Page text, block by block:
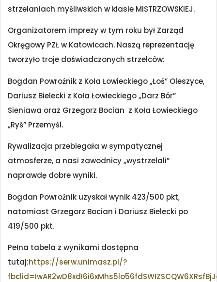
strzelaniach myśliwskich w klasie MISTRZOWSKIEJ.
Organizatorem imprezy w tym roku był Zarząd
Okręgowy PZŁ w Katowicach. Naszą reprezentację
tworzyło troje doświadczonych strzelców:
Bogdan Powroźnik z Koła Łowieckiego „Łoś” Oleszyce,
Dariusz Bielecki z Koła Łowieckiego „Darz Bór”
Sieniawa oraz Grzegorz Bocian z Koła Łowieckiego
„Ryś” Przemyśl.
Rywalizacja przebiegała w sympatycznej
atmosferze, a nasi zawodnicy „wystrzelali”
naprawdę dobre wyniki.
Bogdan Powroźnik uzyskał wynik 423/500 pkt,
natomiast Grzegorz Bocian i Dariusz Bielecki po
419/500 pkt.
Pełna tabela z wynikami dostępna
tutaj:https://serw.unimasz.pl/?